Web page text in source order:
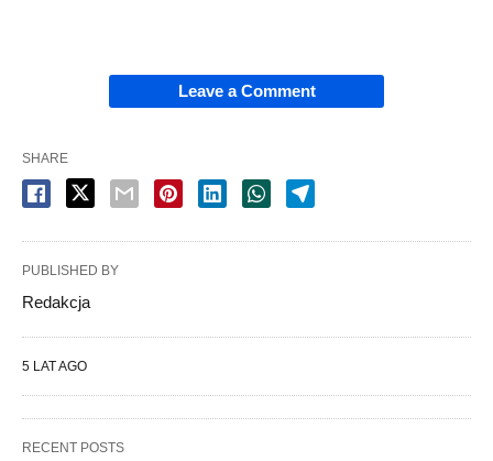
Leave a Comment
SHARE
PUBLISHED BY
Redakcja
5 LAT AGO
RECENT POSTS